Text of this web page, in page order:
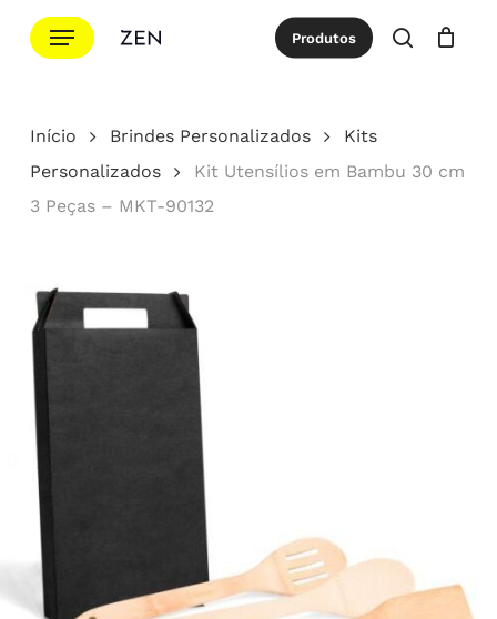
para
principal
Menu Produtos
procurar
Cotação Close
Início Brindes Personalizados
Kits
Personalizados
Kit Utensílios em Bambu 30 cm
3 Peças – MKT-90132